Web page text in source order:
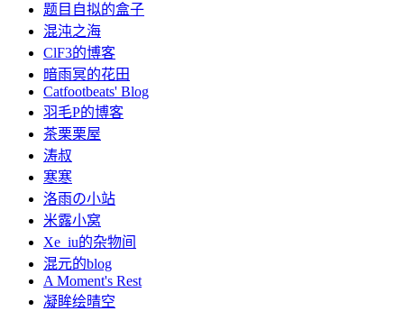
题目自拟的盒子
混沌之海
ClF3的博客
暗雨冥的花田
Catfootbeats' Blog
羽毛P的博客
茶栗栗屋
涛叔
寒寒
洛雨の小站
米露小窝
Xe_iu的杂物间
混元的blog
A Moment's Rest
凝眸绘晴空